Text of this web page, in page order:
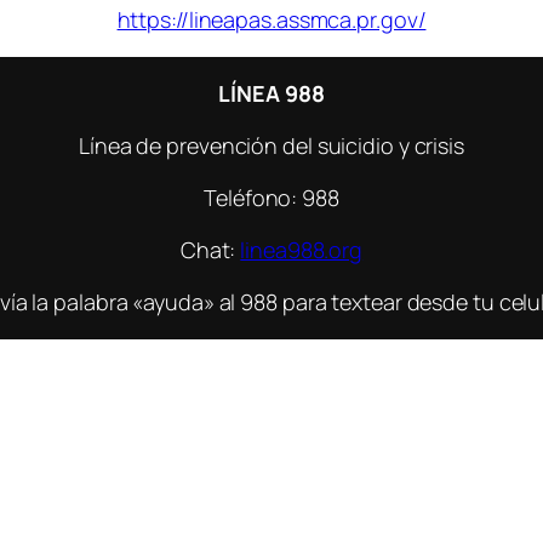
https://lineapas.assmca.pr.gov/
LÍNEA 988
Línea de prevención del suicidio y crisis
Teléfono: 988
Chat: linea988.org
la palabra «ayuda» al 988 para textear desde tu